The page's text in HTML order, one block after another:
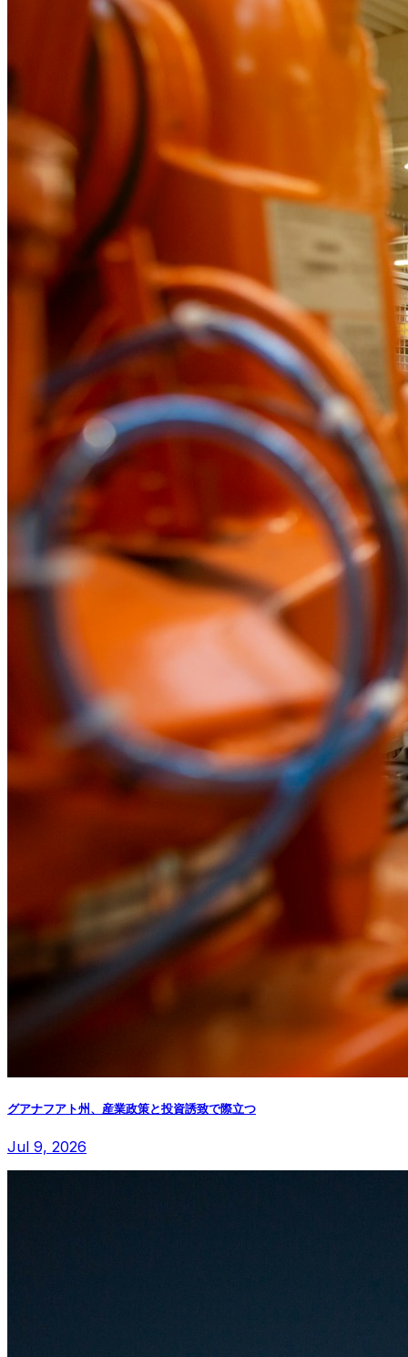
グアナフアト州、産業政策と投資誘致で際立つ
Jul 9, 2026